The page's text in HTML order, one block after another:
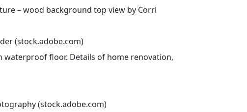
– wood background top view by Corri
(stock.adobe.com)
waterproof floor. Details of home renovation,
(stock.adobe.com)